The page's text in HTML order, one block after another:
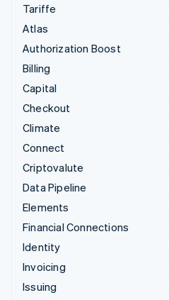
Tariffe
Atlas
Authorization Boost
Billing
Capital
Checkout
Climate
Connect
Criptovalute
Data Pipeline
Elements
Financial Connections
Identity
Invoicing
Issuing